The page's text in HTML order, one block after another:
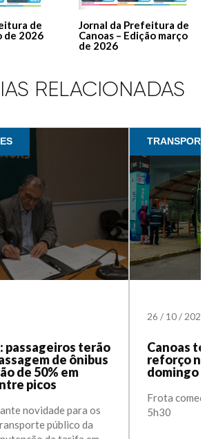
de
de 2026
Jornal da Prefeitura de
Canoas – Edição março
de 2026
RELACIONADAS
passageiros terão
de ônibus
de 50% em
picos
novidade para os
público da
26/ 10/ 2022
Canoas
reforço
domingo
Frota começa
5h30